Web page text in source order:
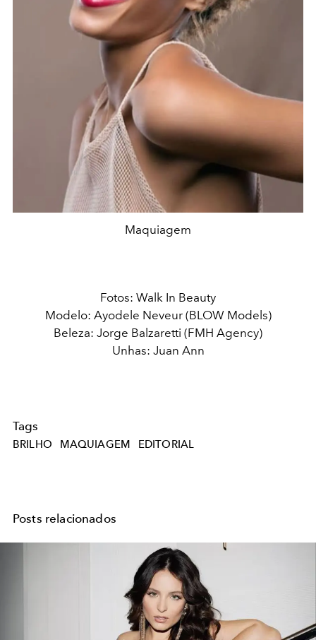
Maquiagem
Fotos: Walk In Beauty
Modelo: Ayodele Neveur (BLOW Models)
Beleza: Jorge Balzaretti (FMH Agency)
Unhas: Juan Ann
Tags
BRILHO MAQUIAGEM EDITORIAL
Posts relacionados